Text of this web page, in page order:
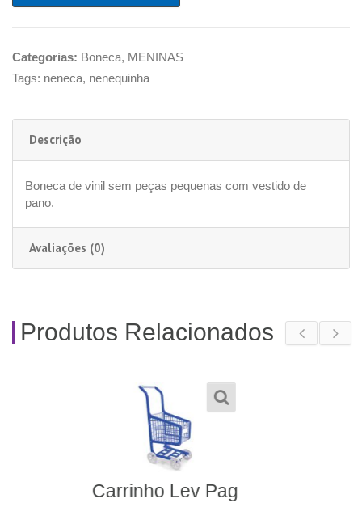
Categorias: Boneca, MENINAS
Tags: neneca, nenequinha
Descrição
Boneca de vinil sem peças pequenas com vestido de
pano.
Avaliações (0)
Produtos Relacionados